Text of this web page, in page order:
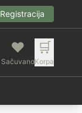
Registracija
❤️
Sačuvano
🛒
Korpa